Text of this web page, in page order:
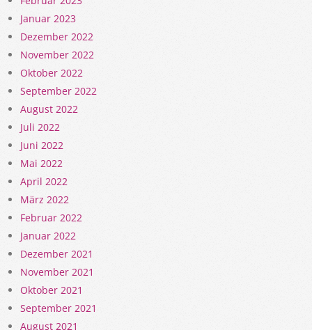
Januar 2023
Dezember 2022
November 2022
Oktober 2022
September 2022
August 2022
Juli 2022
Juni 2022
Mai 2022
April 2022
März 2022
Februar 2022
Januar 2022
Dezember 2021
November 2021
Oktober 2021
September 2021
August 2021